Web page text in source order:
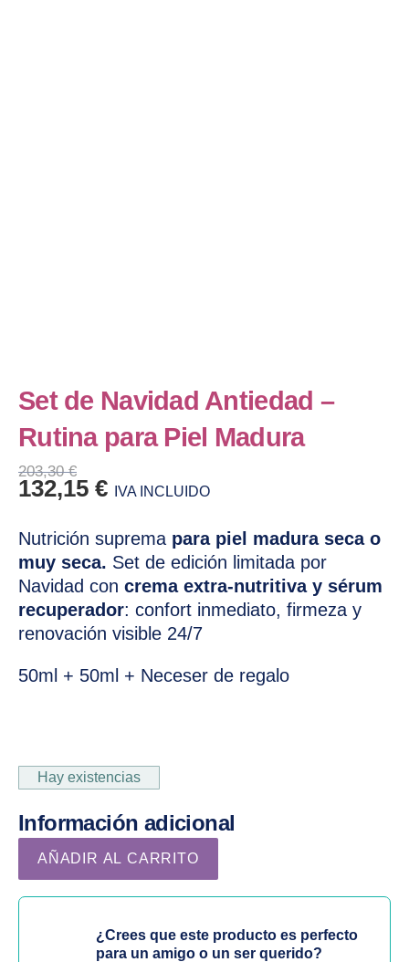
Set de Navidad Antiedad –
Rutina para Piel Madura
203,30€
Original price was: 203,30 €.
132,15 €Current price is: 132,15 €.
IVA INCLUIDO
Nutrición suprema para piel madura seca o
muy seca. Set de edición limitada por
Navidad con crema extra-nutritiva y sérum
recuperador: confort inmediato, firmeza y
renovación visible 24/7
50ml + 50ml + Neceser de regalo
Hay existencias
Información adicional
Set de Navidad Antiedad – Rutina para Piel Madura
AÑADIR AL CARRITO
¿Crees que este producto es perfecto
para un amigo o un ser querido?